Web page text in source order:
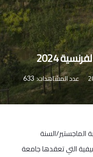
2024
عدد المشاهدات: 633
الماجستير/السنة
التي تعقدها جامعة